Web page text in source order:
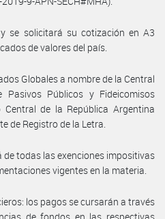
se solicitará su cotización en A3
de valores del país.
Globales a nombre de la Central
Públicos y Fideicomisos
Central de la República Argentina
de Registro de la Letra.
todas las exenciones impositivas
vigentes en la materia.
los pagos se cursarán a través
de fondos en las respectivas